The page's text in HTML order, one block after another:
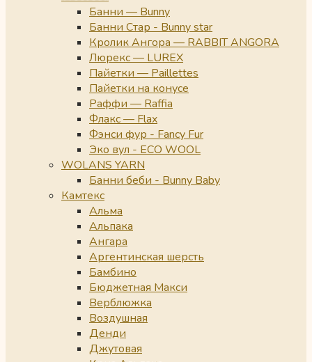
Банни — Bunny
Банни Стар - Bunny star
Кролик Ангора — RABBIT ANGORA
Люрекс — LUREX
Пайетки — Paillettes
Пайетки на конусе
Раффи — Raffia
Флакс — Flax
Фэнси фур - Fancy Fur
Эко вул - ECO WOOL
WOLANS YARN
Банни беби - Bunny Baby
Камтекс
Альма
Альпака
Ангара
Аргентинская шерсть
Бамбино
Бюджетная Макси
Верблюжка
Воздушная
Денди
Джутовая